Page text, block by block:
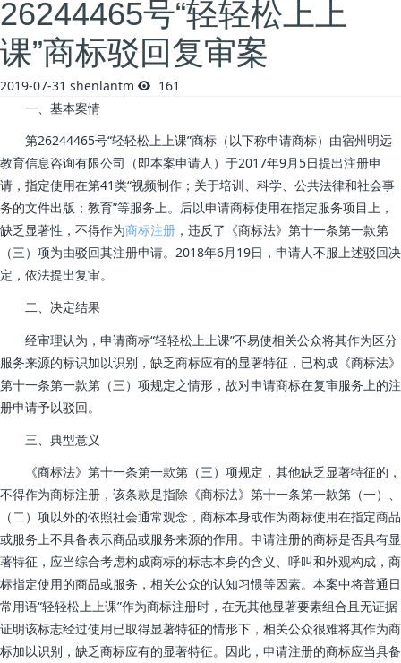
26244465号“轻轻松上上
课”商标驳回复审案
2019-07-31 shenlantm
161
一、基本案情
第26244465号“轻轻松上上课”商标（以下称申请商标）由宿州明远
教育信息咨询有限公司（即本案申请人）于2017年9月5日提出注册申
请，指定使用在第41类“视频制作；关于培训、科学、公共法律和社会事
务的文件出版；教育”等服务上。后以申请商标使用在指定服务项目上，
缺乏显著性，不得作为商标注册 ，违反了《商标法》第十一条第一款第
（三）项为由驳回其注册申请。2018年6月19日，申请人不服上述驳回决
定，依法提出复审。
二、决定结果
经审理认为，申请商标“轻轻松上上课”不易使相关公众将其作为区分
服务来源的标识加以识别，缺乏商标应有的显著特征，已构成《商标法》
第十一条第一款第（三）项规定之情形，故对申请商标在复审服务上的注
册申请予以驳回。
三、典型意义
《商标法》第十一条第一款第（三）项规定，其他缺乏显著特征的，
不得作为商标注册，该条款是指除《商标法》第十一条第一款第（一）、
（二）项以外的依照社会通常观念，商标本身或作为商标使用在指定商品
或服务上不具备表示商品或服务来源的作用。申请注册的商标是否具有显
著特征，应当综合考虑构成商标的标志本身的含义、呼叫和外观构成，商
标指定使用的商品或服务，相关公众的认知习惯等因素。本案中将普通日
常用语“轻轻松上上课”作为商标注册时，在无其他显著要素组合且无证据
证明该标志经过使用已取得显著特征的情形下，相关公众很难将其作为商
标加以识别，缺乏商标应有的显著特征。因此，申请注册的商标应当具备